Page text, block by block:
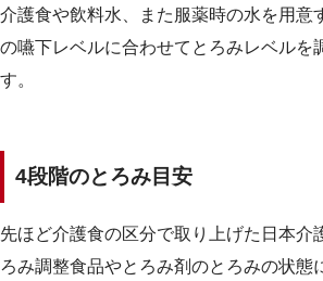
介護食や飲料水、また服薬時の水を用意
の嚥下レベルに合わせてとろみレベルを
す。
4段階のとろみ目安
先ほど介護食の区分で取り上げた日本介
ろみ調整食品やとろみ剤のとろみの状態